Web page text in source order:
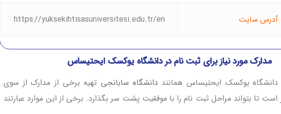
آدرس سایت https://yuksekihtisasuniversitesi.edu.tr/en
مدارک مورد نیاز برای ثبت نام در دانشگاه یوکسک ایحتیساس
دانشگاه یوکسک ایحتیساس همانند دانشگاه سابانجی تهیه برخی از مدارک از سوی
است تا بتواند مراحل ثبت نام را با موفقیت پشت سر بگذارد. برخی از این موارد عبارتند